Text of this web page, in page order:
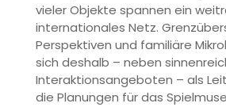
vieler Objekte spannen ein
internationales Netz.
Perspektiven und familiäre
sich deshalb – neben
Interaktionsangeboten – als
die Planungen für das